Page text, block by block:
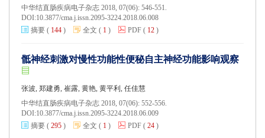
中华结直肠疾病电子杂志 2018, 07(06): 546-551.
DOI:10.3877/cma.j.issn.2095-3224.2018.06.008
摘要 ( 144 ) 全文 ( 1 ) PDF ( 12 )
骶神经刺激对慢性功能性便秘自主神经功能影响观察
张波, 郑建勇, 崔露, 黄艳, 黄平利, 任佳慧
中华结直肠疾病电子杂志 2018, 07(06): 552-556.
DOI:10.3877/cma.j.issn.2095-3224.2018.06.009
摘要 ( 295 ) 全文 ( 1 ) PDF ( 24 )